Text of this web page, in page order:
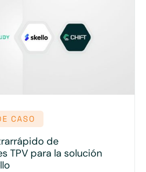
CASO
de
TPV para la solución